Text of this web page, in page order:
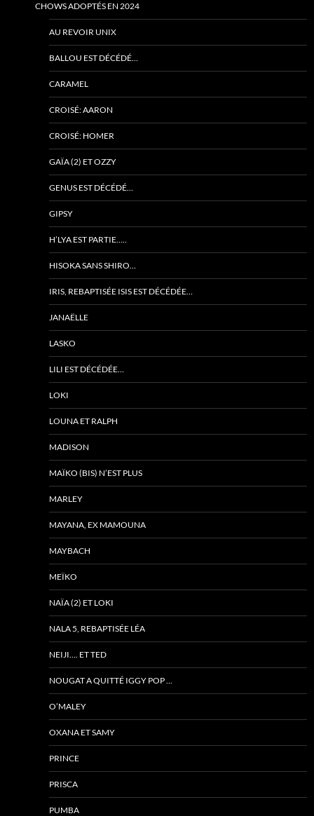
CHOWS ADOPTÉS EN 2024
AU REVOIR UNIX
BALLOU EST DÉCÉDÉ…
CARAMEL
CROISÉ: AARON
CROISÉ: HOMER
GAÏA (2) ET OZZY
GENUS EST DÉCÉDÉ…
GIPSY
H’LYA EST PARTIE…..
HISOKA SANS SHIRO…
IRIS, REBAPTISÉE ISIS EST DÉCÉDÉE…
JANAËLLE
LASKO
LILI EST DÉCÉDÉE…
LOKI
LOUNA ET RALPH
MADISON
MAÏKO (BIS) N’EST PLUS
MARLEY
MAYANA, EX MAMOUNA
MAYBACH
MEÏKO
NAÏA (2) ET LOKI
NALA 5, REBAPTISÉE LÉA
NEIJI…. ET TED
NOUGAT A QUITTÉ IGGY POP …
O’MALEY
OXANA ET SAMY
PRINCE
PRISCA
PUMBA